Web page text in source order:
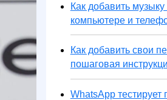
Как добавить
компьютере и
Как добавить свои
пошаговая
WhatsApp тестирует